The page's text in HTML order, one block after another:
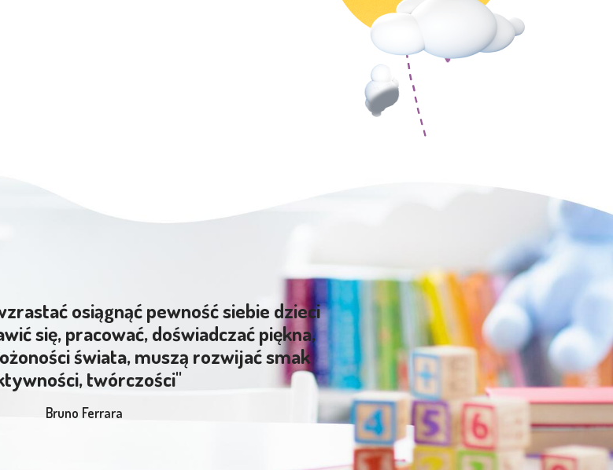
osiągnąć pewność siebie dzieci
się, pracować, doświadczać piękna,
świata, muszą rozwijać smak
twórczości"
Bruno Ferrara